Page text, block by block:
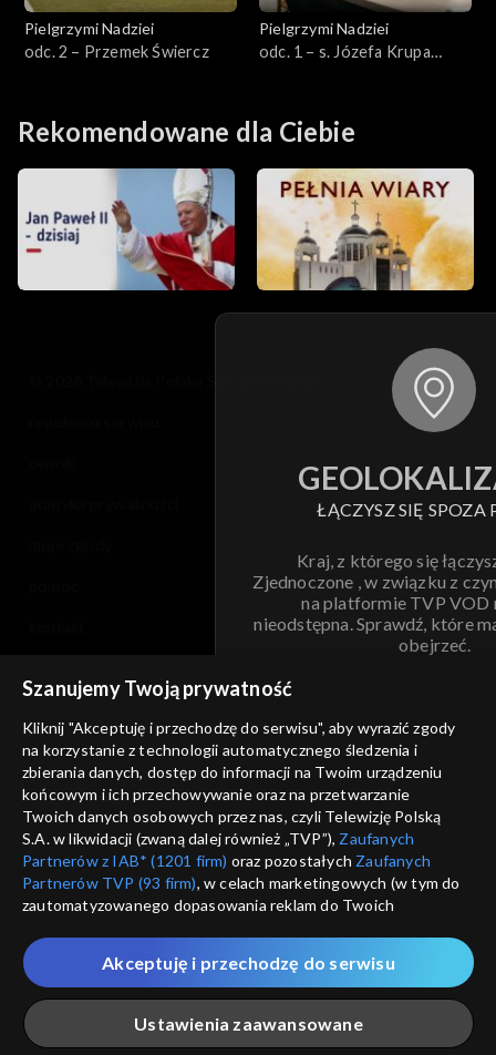
Pielgrzymi Nadziei
odc. 2 – Przemek Świercz
Pielgrzymi Nadziei
odc. 1 – s. Józefa Krupa
Rekomendowane dla Ciebie
ŁĄCZYSZ SIĘ SPOZA
Kraj, z którego się
Zjednoczone , w związku z
na platformie TVP VOD
nieodstępna. Sprawdź, które
obejrzeć.
ANULUJ
informacje o dostawcy usług
Szanujemy Twoją prywatność
Kliknij "Akceptuję i przechodzę do serwisu", aby wyrazić zgody
na korzystanie z technologii automatycznego śledzenia i
zbierania danych, dostęp do informacji na Twoim urządzeniu
końcowym i ich przechowywanie oraz na przetwarzanie
Twoich danych osobowych przez nas, czyli Telewizję Polską
S.A. w likwidacji (zwaną dalej również „TVP”), Zaufanych
Partnerów z IAB* (1201 firm) oraz pozostałych Zaufanych
Partnerów TVP (93 firm), w celach marketingowych (w tym do
zautomatyzowanego dopasowania reklam do Twoich
które wskazujemy poniżej, a także zgody na udostępnianie
przez nas identyfikatora PPID do Google.
Twoje dane osobowe zbierane podczas odwiedzania przez
Ciebie naszych
poszczególnych serwisówzwanych dalej
„Portalem”, w tym informacje zapisywane za pomocą
Ustawienia zaawansowane
Akceptuję i przechodzę do serwisu